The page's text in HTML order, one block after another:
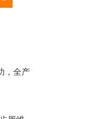
，全产